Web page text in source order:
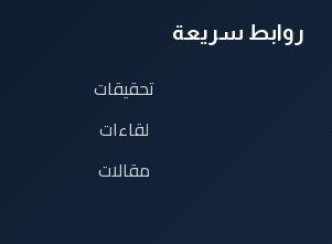
روابط سريعة
تحقيقات
لقاءات
مقالات